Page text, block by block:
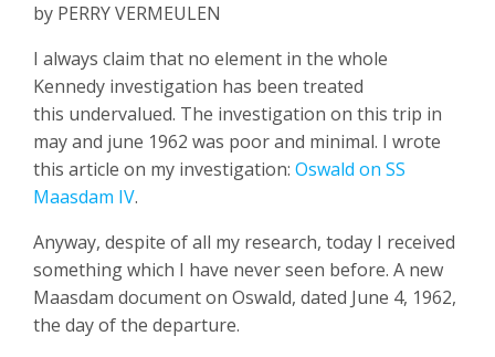
by PERRY VERMEULEN
I always claim that no element in the whole
Kennedy investigation has been treated
this undervalued. The investigation on this trip in
may and june 1962 was poor and minimal. I wrote
this article on my investigation: Oswald on SS
Maasdam IV.
Anyway, despite of all my research, today I received
something which I have never seen before. A new
Maasdam document on Oswald, dated June 4, 1962,
the day of the departure.